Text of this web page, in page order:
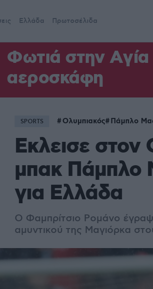
Ελλάδα Πρωτοσέλιδα
Φωτιά στην
αεροσκάφη
SPORTS Ολυμπιακός Πάμπλο
Εκλεισε στον
μπακ Πάμπλο
για Ελλάδα
Ο Φαμπρίτσιο Ρομάνο
αμυντικού της Μαγιόρκα